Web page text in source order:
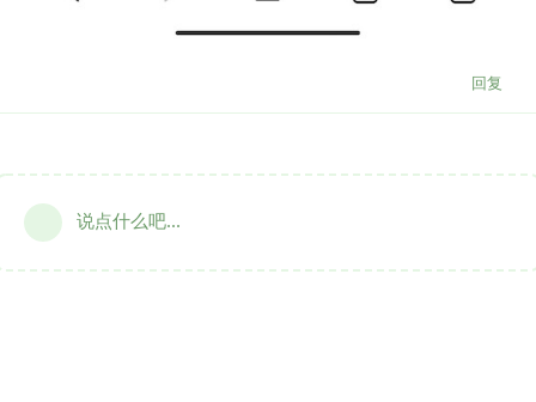
回复
说点什么吧...